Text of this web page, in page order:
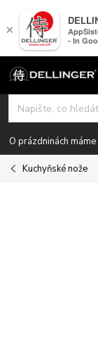
Přejít
na
obsah
O prázdninách
Kuchyňské nože
×
- In